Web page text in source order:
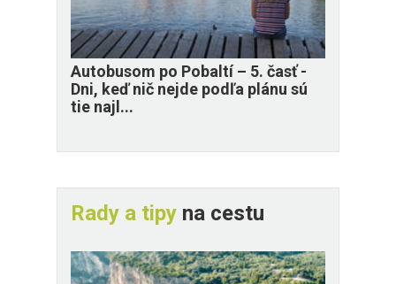
​Autobusom po Pobaltí – 5. časť -
Dni, keď nič nejde podľa plánu sú
tie najl...
Rady a tipy na cestu